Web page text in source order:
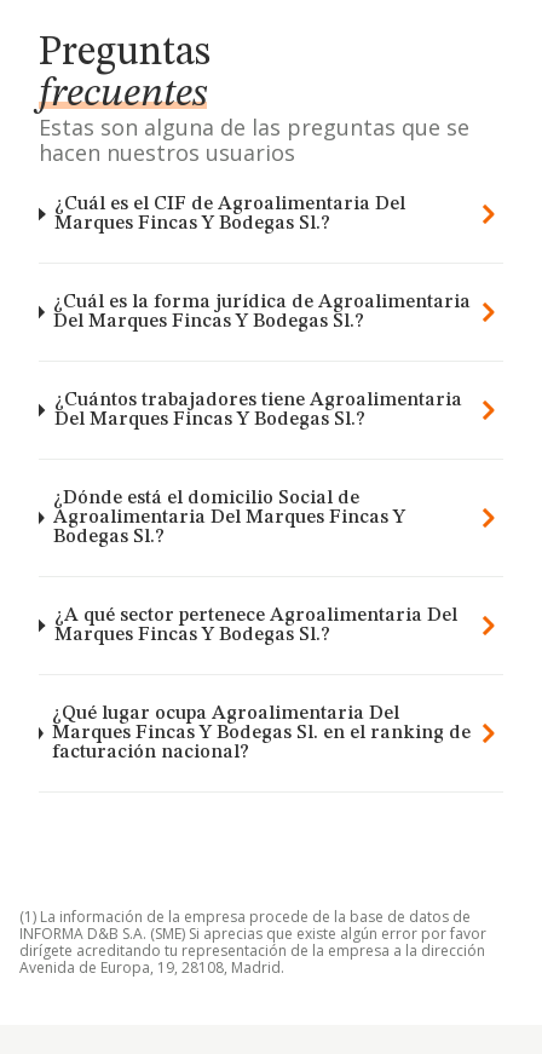
Preguntas
frecuentes
Estas son alguna de las preguntas que se
hacen nuestros usuarios
¿Cuál es el CIF de Agroalimentaria Del
Marques Fincas Y Bodegas Sl.?
¿Cuál es la forma jurídica de Agroalimentaria
Del Marques Fincas Y Bodegas Sl.?
¿Cuántos trabajadores tiene Agroalimentaria
Del Marques Fincas Y Bodegas Sl.?
¿Dónde está el domicilio Social de
Agroalimentaria Del Marques Fincas Y
Bodegas Sl.?
¿A qué sector pertenece Agroalimentaria Del
Marques Fincas Y Bodegas Sl.?
¿Qué lugar ocupa Agroalimentaria Del
Marques Fincas Y Bodegas Sl. en el ranking de
facturación nacional?
(1) La información de la empresa procede de la base de datos de
INFORMA D&B S.A. (SME) Si aprecias que existe algún error por favor
dirígete acreditando tu representación de la empresa a la dirección
Avenida de Europa, 19, 28108, Madrid.